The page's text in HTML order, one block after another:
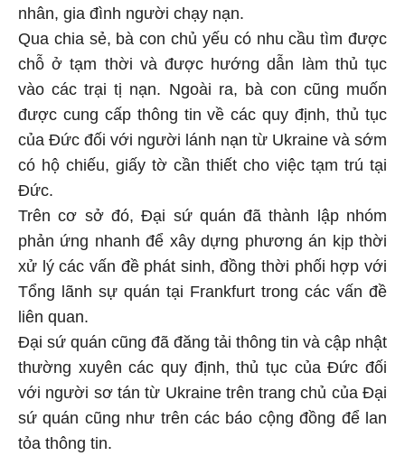
nhân, gia đình người chạy nạn.
Qua chia sẻ, bà con chủ yếu có nhu cầu tìm được
chỗ ở tạm thời và được hướng dẫn làm thủ tục
vào các trại tị nạn. Ngoài ra, bà con cũng muốn
được cung cấp thông tin về các quy định, thủ tục
của Đức đối với người lánh nạn từ Ukraine và sớm
có hộ chiếu, giấy tờ cần thiết cho việc tạm trú tại
Đức.
Trên cơ sở đó, Đại sứ quán đã thành lập nhóm
phản ứng nhanh để xây dựng phương án kịp thời
xử lý các vấn đề phát sinh, đồng thời phối hợp với
Tổng lãnh sự quán tại Frankfurt trong các vấn đề
liên quan.
Đại sứ quán cũng đã đăng tải thông tin và cập nhật
thường xuyên các quy định, thủ tục của Đức đối
với người sơ tán từ Ukraine trên trang chủ của Đại
sứ quán cũng như trên các báo cộng đồng để lan
tỏa thông tin.